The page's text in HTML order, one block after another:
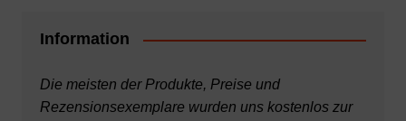
Information
Die meisten der Produkte, Preise und
Rezensionsexemplare wurden uns kostenlos zur